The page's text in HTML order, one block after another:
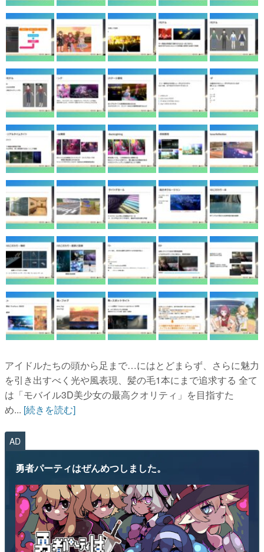
アイドルたちの頭から足まで…にはとどまらず、さらに魅力
を引き出すべく光や風表現、髪の毛1本にまで追求する 全て
は「モバイル3D美少女の最高クオリティ」を目指すた
め... [続きを読む]
AD
勇者パーティはぜんめつしました。